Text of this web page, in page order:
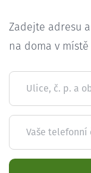
Zadejte adresu
na doma v místě
Ulice, č. p. a
Vaše telefonní